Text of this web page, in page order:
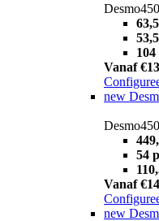
Vanaf
new
54
Vanaf
new